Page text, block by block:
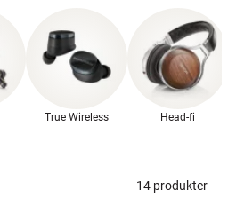
True Wireless Head-fi
14 produkter